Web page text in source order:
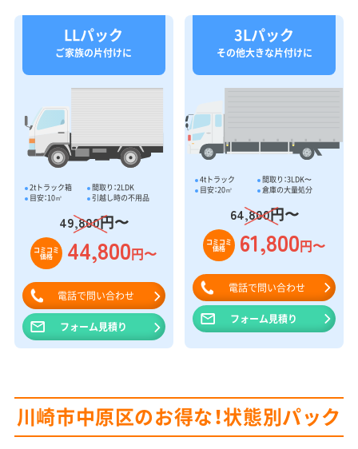
LLパック
ご家族の片付けに
2tトラック箱
間取り：2LDK
目安：10㎥
引越し時の不用品
49,800円〜
コミコミ
価格 44,800円〜
電話で問い合わせ
フォーム見積り
3Lパック
その他大きな片付けに
4tトラック
間取り：3LDK〜
目安：20㎥
倉庫の大量処分
64,800円〜
コミコミ
価格 61,800円〜
電話で問い合わせ
フォーム見積り
川崎市中原区のお得な！状態別パック